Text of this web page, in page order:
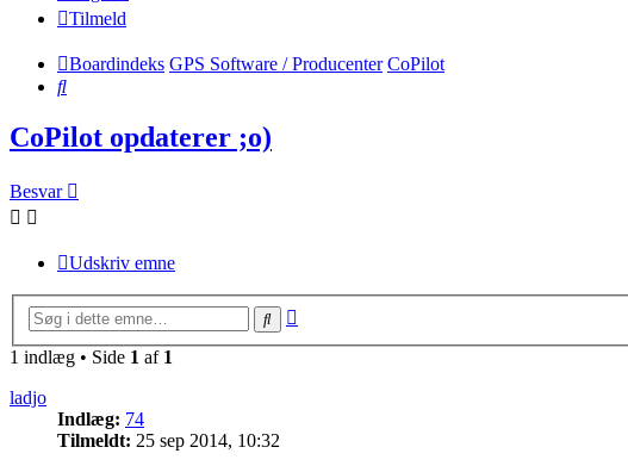
Tilmeld
Boardindeks GPS Software / Producenter CoPilot
Søg
CoPilot opdaterer ;o)
Besvar
Udskriv emne
Søg
1 indlæg • Side 1 af 1
ladjo
Indlæg: 74
Tilmeldt: 25 sep 2014, 10:32